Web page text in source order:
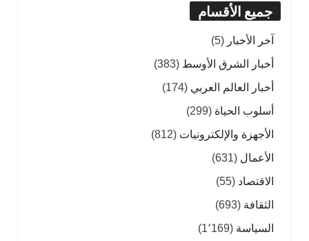
جميع الأقسام
آخر الأخبار (5)
أخبار الشرق الأوسط (383)
أخبار العالم العربي (174)
أسلوب الحياة (299)
الأجهزة والإلكترونيات (812)
الأعمال (631)
الاقتصاد (55)
الثقافة (693)
السياسة (1٬169)